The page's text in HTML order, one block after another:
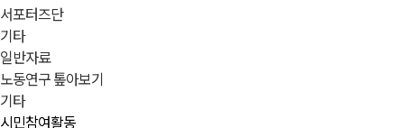
서포터즈단
기타
일반자료
노동연구 톺아보기
기타
시민참여활동